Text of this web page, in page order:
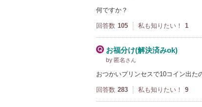
何ですか？
回答数 105 私も知りたい！ 1
お福分け(解決済みok)
by 匿名 さん
おつかいプリンセスで10コイン出
回答数 283 私も知りたい！ 9